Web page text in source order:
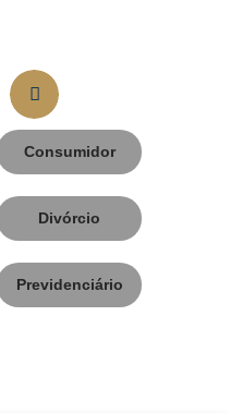
Consumidor
Divórcio
Previdenciário